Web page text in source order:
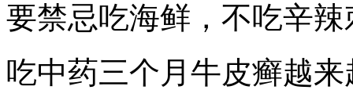
要禁忌吃海鲜，不吃辛辣
吃中药三个月牛皮癣越